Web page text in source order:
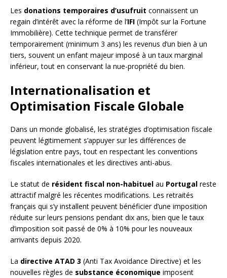
Les donations temporaires d’usufruit connaissent un
regain d’intérêt avec la réforme de l’IFI (Impôt sur la Fortune
Immobilière). Cette technique permet de transférer
temporairement (minimum 3 ans) les revenus d’un bien à un
tiers, souvent un enfant majeur imposé à un taux marginal
inférieur, tout en conservant la nue-propriété du bien.
Internationalisation et
Optimisation Fiscale Globale
Dans un monde globalisé, les stratégies d’optimisation fiscale
peuvent légitimement s’appuyer sur les différences de
législation entre pays, tout en respectant les conventions
fiscales internationales et les directives anti-abus.
Le statut de résident fiscal non-habituel au Portugal reste
attractif malgré les récentes modifications. Les retraités
français qui s’y installent peuvent bénéficier d’une imposition
réduite sur leurs pensions pendant dix ans, bien que le taux
d’imposition soit passé de 0% à 10% pour les nouveaux
arrivants depuis 2020.
La directive ATAD 3 (Anti Tax Avoidance Directive) et les
nouvelles règles de substance économique imposent